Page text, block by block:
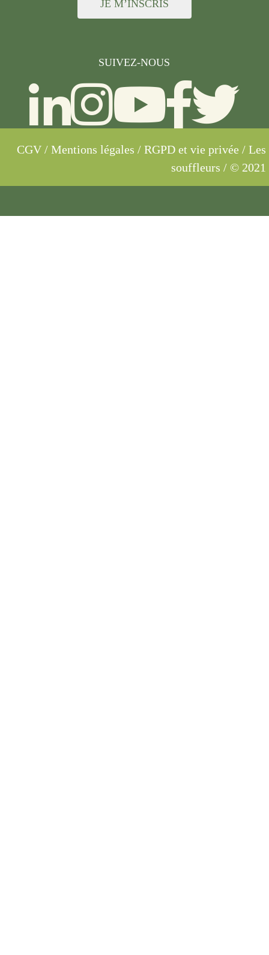
JE M’INSCRIS
SUIVEZ-NOUS
CGV / Mentions légales / RGPD et vie privée / Les
souffleurs / © 2021